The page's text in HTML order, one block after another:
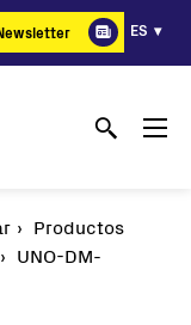
ES
Productos
UNO-DM-